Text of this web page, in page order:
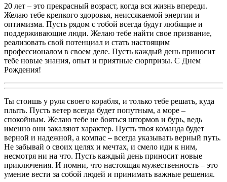
20 лет – это прекрасный возраст, когда вся жизнь впереди.
Желаю тебе крепкого здоровья, неиссякаемой энергии и
оптимизма. Пусть рядом с тобой всегда будут любящие и
поддерживающие люди. Желаю тебе найти свое призвание,
реализовать свой потенциал и стать настоящим
профессионалом в своем деле. Пусть каждый день приносит
тебе новые знания, опыт и приятные сюрпризы. С Днем
Рождения!
Ты стоишь у руля своего корабля, и только тебе решать, куда
плыть. Пусть ветер всегда будет попутным, а море –
спокойным. Желаю тебе не бояться штормов и бурь, ведь
именно они закаляют характер. Пусть твоя команда будет
верной и надежной, а компас – всегда указывать верный путь.
Не забывай о своих целях и мечтах, и смело иди к ним,
несмотря ни на что. Пусть каждый день приносит новые
приключения. И помни, что настоящая мужественность – это
умение вести за собой людей и принимать важные решения.